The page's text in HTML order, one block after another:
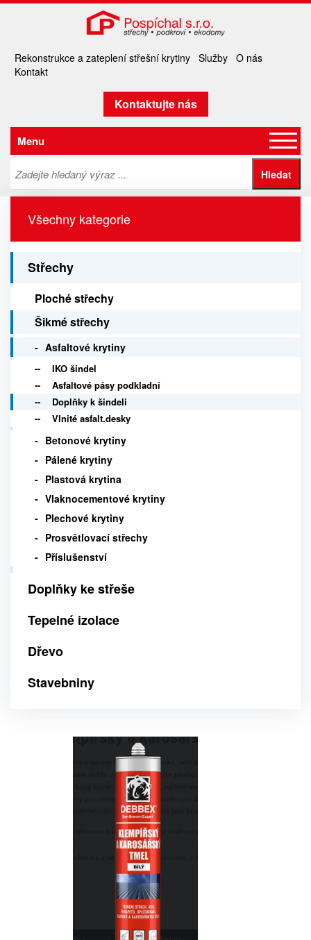
Rekonstrukce a zateplení střešní krytiny Služby O nás
Kontakt
Kontaktujte nás
Menu
Všechny kategorie
Střechy
Ploché střechy
Šikmé střechy
Asfaltové krytiny
IKO šindel
Asfaltové pásy podkladní
Doplňky k šindeli
Vlnité asfalt.desky
Betonové krytiny
Pálené krytiny
Plastová krytina
Vlaknocementové krytiny
Plechové krytiny
Prosvětlovací střechy
Příslušenství
Doplňky ke střeše
Tepelné izolace
Dřevo
Stavebniny